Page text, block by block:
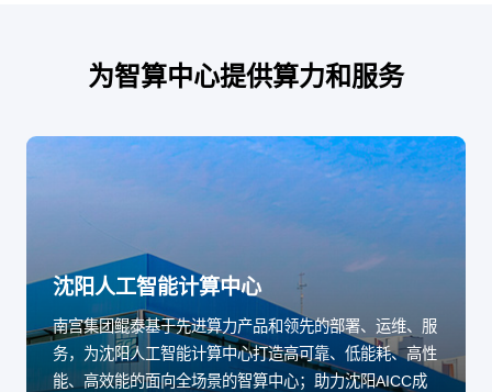
为智算中心提供算力和服务
沈阳人工智能计算中心
南宫集团鲲泰基于先进算力产品和领先的部署、运维、服
务，为沈阳人工智能计算中心打造高可靠、低能耗、高性
能、高效能的面向全场景的智算中心；助力沈阳AICC成